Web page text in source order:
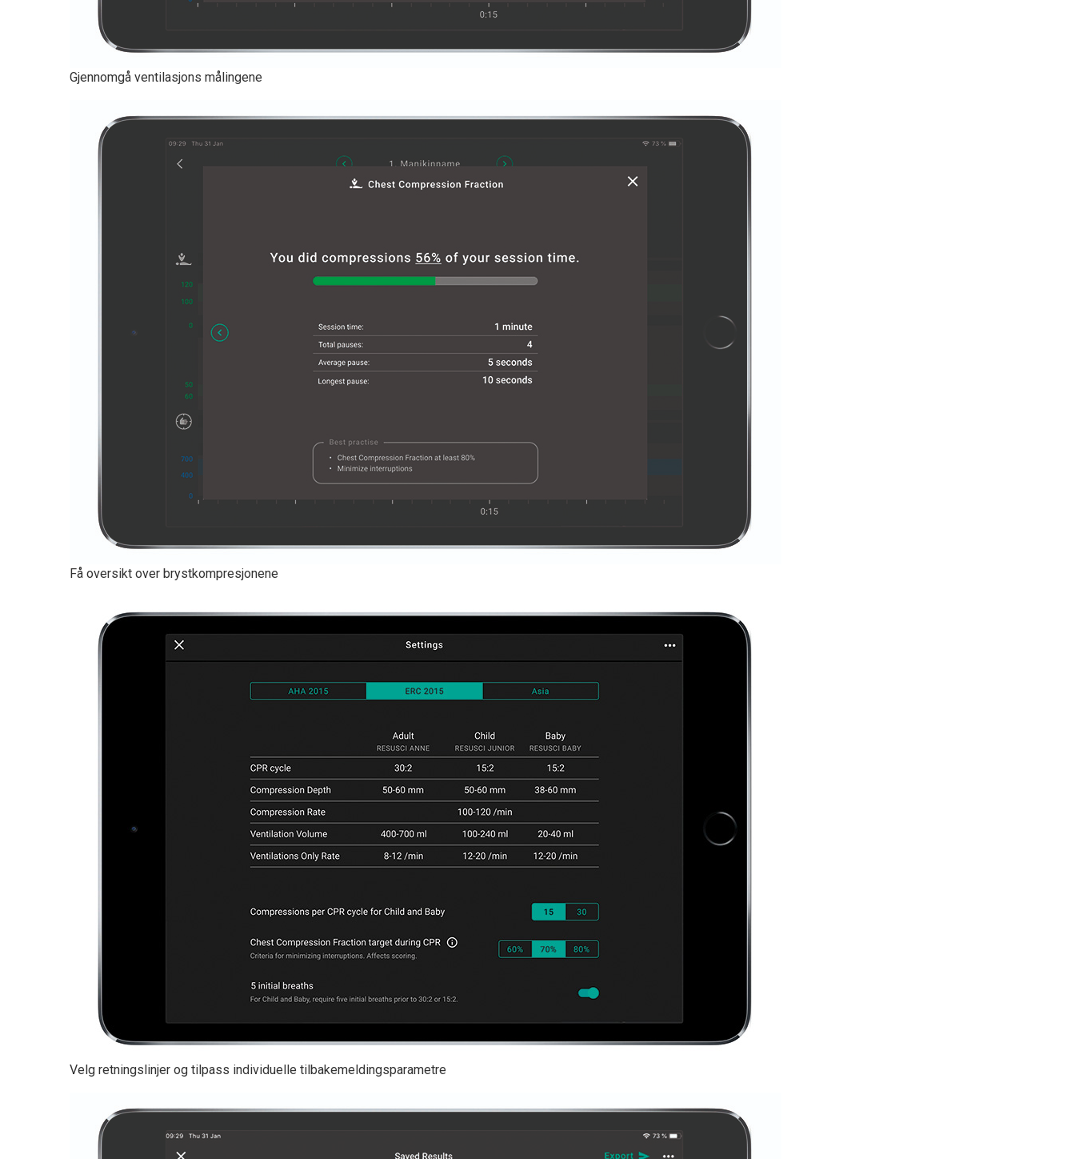
Gjennomgå ventilasjons målingene
Få oversikt over brystkompresjonene
Velg retningslinjer og tilpass individuelle tilbakemeldingsparametre